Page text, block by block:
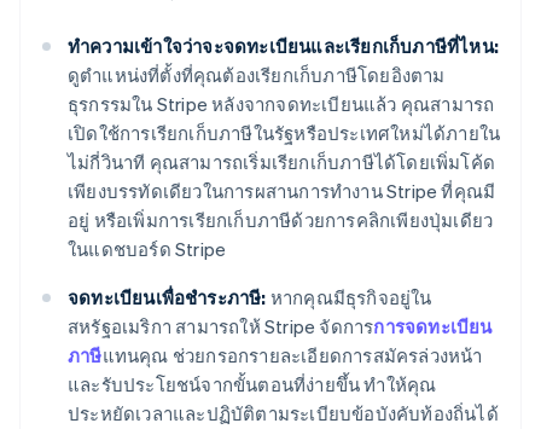
ทำความเข้าใจว่าจะจดทะเบียนและเรียกเก็บภาษีที่ไหน:
ดูตำแหน่งที่ตั้งที่คุณต้องเรียกเก็บภาษีโดยอิงตาม
ธุรกรรมใน Stripe หลังจากจดทะเบียนแล้ว คุณสามารถ
เปิดใช้การเรียกเก็บภาษีในรัฐหรือประเทศใหม่ได้ภายใน
ไม่กี่วินาที คุณสามารถเริ่มเรียกเก็บภาษีได้โดยเพิ่มโค้ด
เพียงบรรทัดเดียวในการผสานการทำงาน Stripe ที่คุณมี
อยู่ หรือเพิ่มการเรียกเก็บภาษีด้วยการคลิกเพียงปุ่มเดียว
ในแดชบอร์ด Stripe
จดทะเบียนเพื่อชำระภาษี: หากคุณมีธุรกิจอยู่ใน
สหรัฐอเมริกา สามารถให้ Stripe จัดการการจดทะเบียน
ภาษีแทนคุณ ช่วยกรอกรายละเอียดการสมัครล่วงหน้า
และรับประโยชน์จากขั้นตอนที่ง่ายขึ้น ทำให้คุณ
ประหยัดเวลาและปฏิบัติตามระเบียบข้อบังคับท้องถิ่นได้